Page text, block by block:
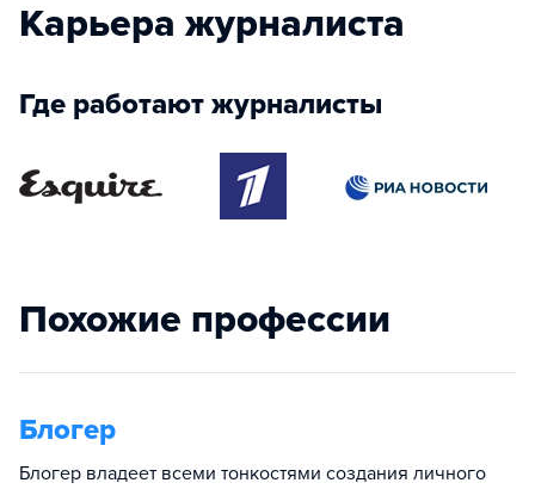
Карьера журналиста
Где работают журналисты
Похожие профессии
Блогер
Блогер владеет всеми тонкостями создания личного